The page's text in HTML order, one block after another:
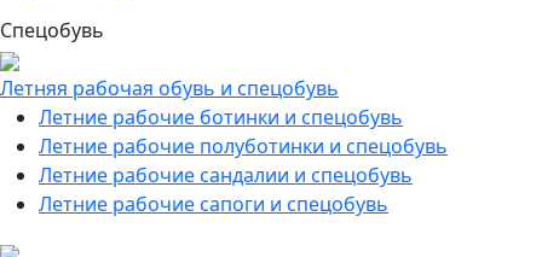
Спецобувь
Летняя рабочая обувь и спецобувь
Летние рабочие ботинки и спецобувь
Летние рабочие полуботинки и спецобувь
Летние рабочие сандалии и спецобувь
Летние рабочие сапоги и спецобувь